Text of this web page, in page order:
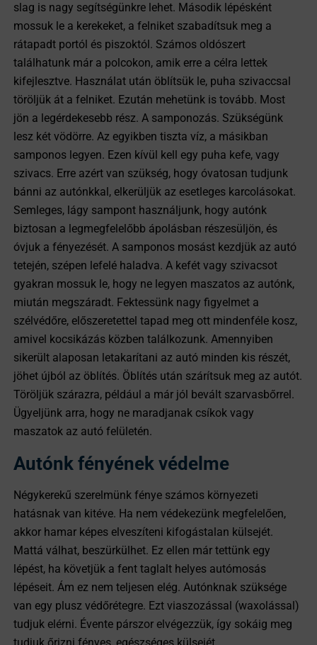
slag is nagy segítségünkre lehet. Második lépésként
mossuk le a kerekeket, a felniket szabadítsuk meg a
rátapadt portól és piszoktól. Számos oldószert
találhatunk már a polcokon, amik erre a célra lettek
kifejlesztve. Használat után öblítsük le, puha szivaccsal
töröljük át a felniket. Ezután mehetünk is tovább. Most
jön a legérdekesebb rész. A samponozás. Szükségünk
lesz két vödörre. Az egyikben tiszta víz, a másikban
samponos legyen. Ezen kívül kell egy puha kefe, vagy
szivacs. Erre azért van szükség, hogy óvatosan tudjunk
bánni az autónkkal, elkerüljük az esetleges karcolásokat.
Semleges, lágy sampont használjunk, hogy autónk
biztosan a legmegfelelőbb ápolásban részesüljön, és
óvjuk a fényezését. A samponos mosást kezdjük az autó
tetején, szépen lefelé haladva. A kefét vagy szivacsot
gyakran mossuk le, hogy ne legyen maszatos az autónk,
miután megszáradt. Fektessünk nagy figyelmet a
szélvédőre, előszeretettel tapad meg ott mindenféle kosz,
amivel kocsikázás közben találkozunk. Amennyiben
sikerült alaposan letakarítani az autó minden kis részét,
jöhet újból az öblítés. Öblítés után szárítsuk meg az autót.
Töröljük szárazra, például a már jól bevált szarvasbőrrel.
Ügyeljünk arra, hogy ne maradjanak csíkok vagy
maszatok az autó felületén.
Autónk fényének védelme
Négykerekű szerelmünk fénye számos környezeti
hatásnak van kitéve. Ha nem védekezünk megfelelően,
akkor hamar képes elveszíteni kifogástalan külsejét.
Mattá válhat, beszürkülhet. Ez ellen már tettünk egy
lépést, ha követjük a fent taglalt helyes autómosás
lépéseit. Ám ez nem teljesen elég. Autónknak szüksége
van egy plusz védőrétegre. Ezt viaszozással (waxolással)
tudjuk elérni. Évente párszor elvégezzük, így sokáig meg